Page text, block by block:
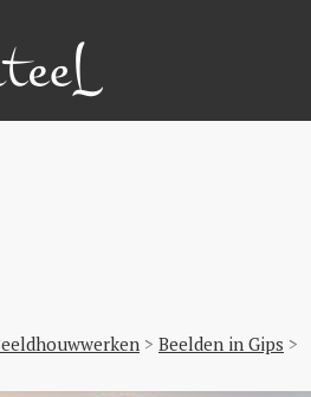
> Beelden in Gips >